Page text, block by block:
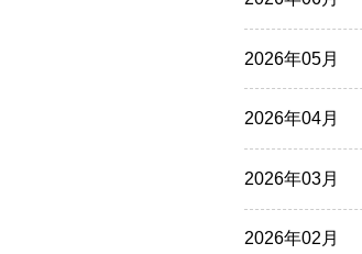
2026年05月
2026年04月
2026年03月
2026年02月